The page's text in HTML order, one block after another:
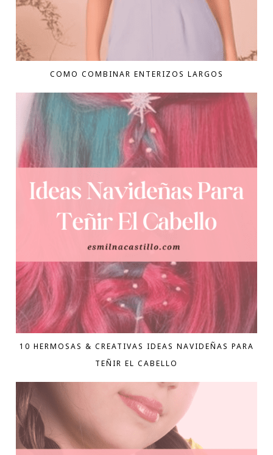
COMO COMBINAR ENTERIZOS LARGOS
10 HERMOSAS & CREATIVAS IDEAS NAVIDEÑAS PARA
TEÑIR EL CABELLO